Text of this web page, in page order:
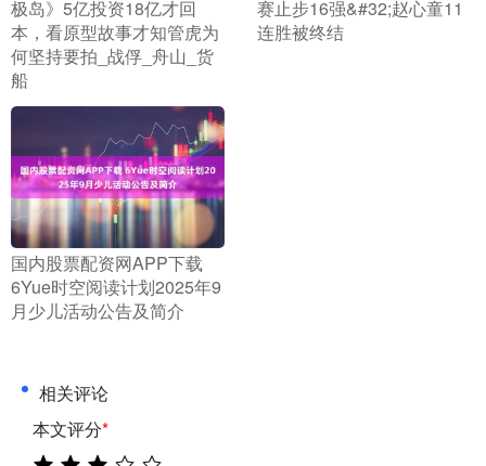
极岛》5亿投资18亿才回
本，看原型故事才知管虎为
何坚持要拍_战俘_舟山_货
船
赛止步16强&#32;赵心童11
连胜被终结
​国内股票配资网APP下载
6Yue时空阅读计划2025年9
月少儿活动公告及简介
相关评论
本文评分*